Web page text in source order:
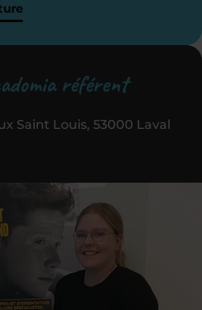
référent
Saint Louis, 53000 Laval